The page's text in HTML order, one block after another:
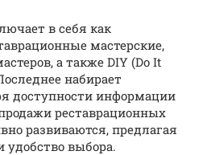
в себя как
мастерские,
а также DIY (Do It
набирает
доступности информации
реставрационных
развиваются, предлагая
выбора.